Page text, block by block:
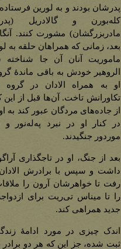
پدرشان بودند و به لورین
کله‌بورن و گالادریل
مادربزرگشان) مشورت کنند.
بعد، زمانی که همراهان حلقه به
ماموریت آنان آن جا شناخته
الروهیر خودش به باقی ماندۀ
او به همراه الادان در گروه
تکاورانش تاخت. آن‌ها قبل از این
از جاده‌های مردگان عبور کند به
در کنار او در نبرد په‌له‌نور و
موردور جنگیدند.
بعد از جنگ، او در تاجگذاری
داشت و سپس با برادرش
رفت تا خواهرشان آرون را
را تا میناس تی‌ریت برای
جدید همراهی کند.
اندک چیزی در مورد ادامۀ
ثبت شده، جز این که هر دو برادر